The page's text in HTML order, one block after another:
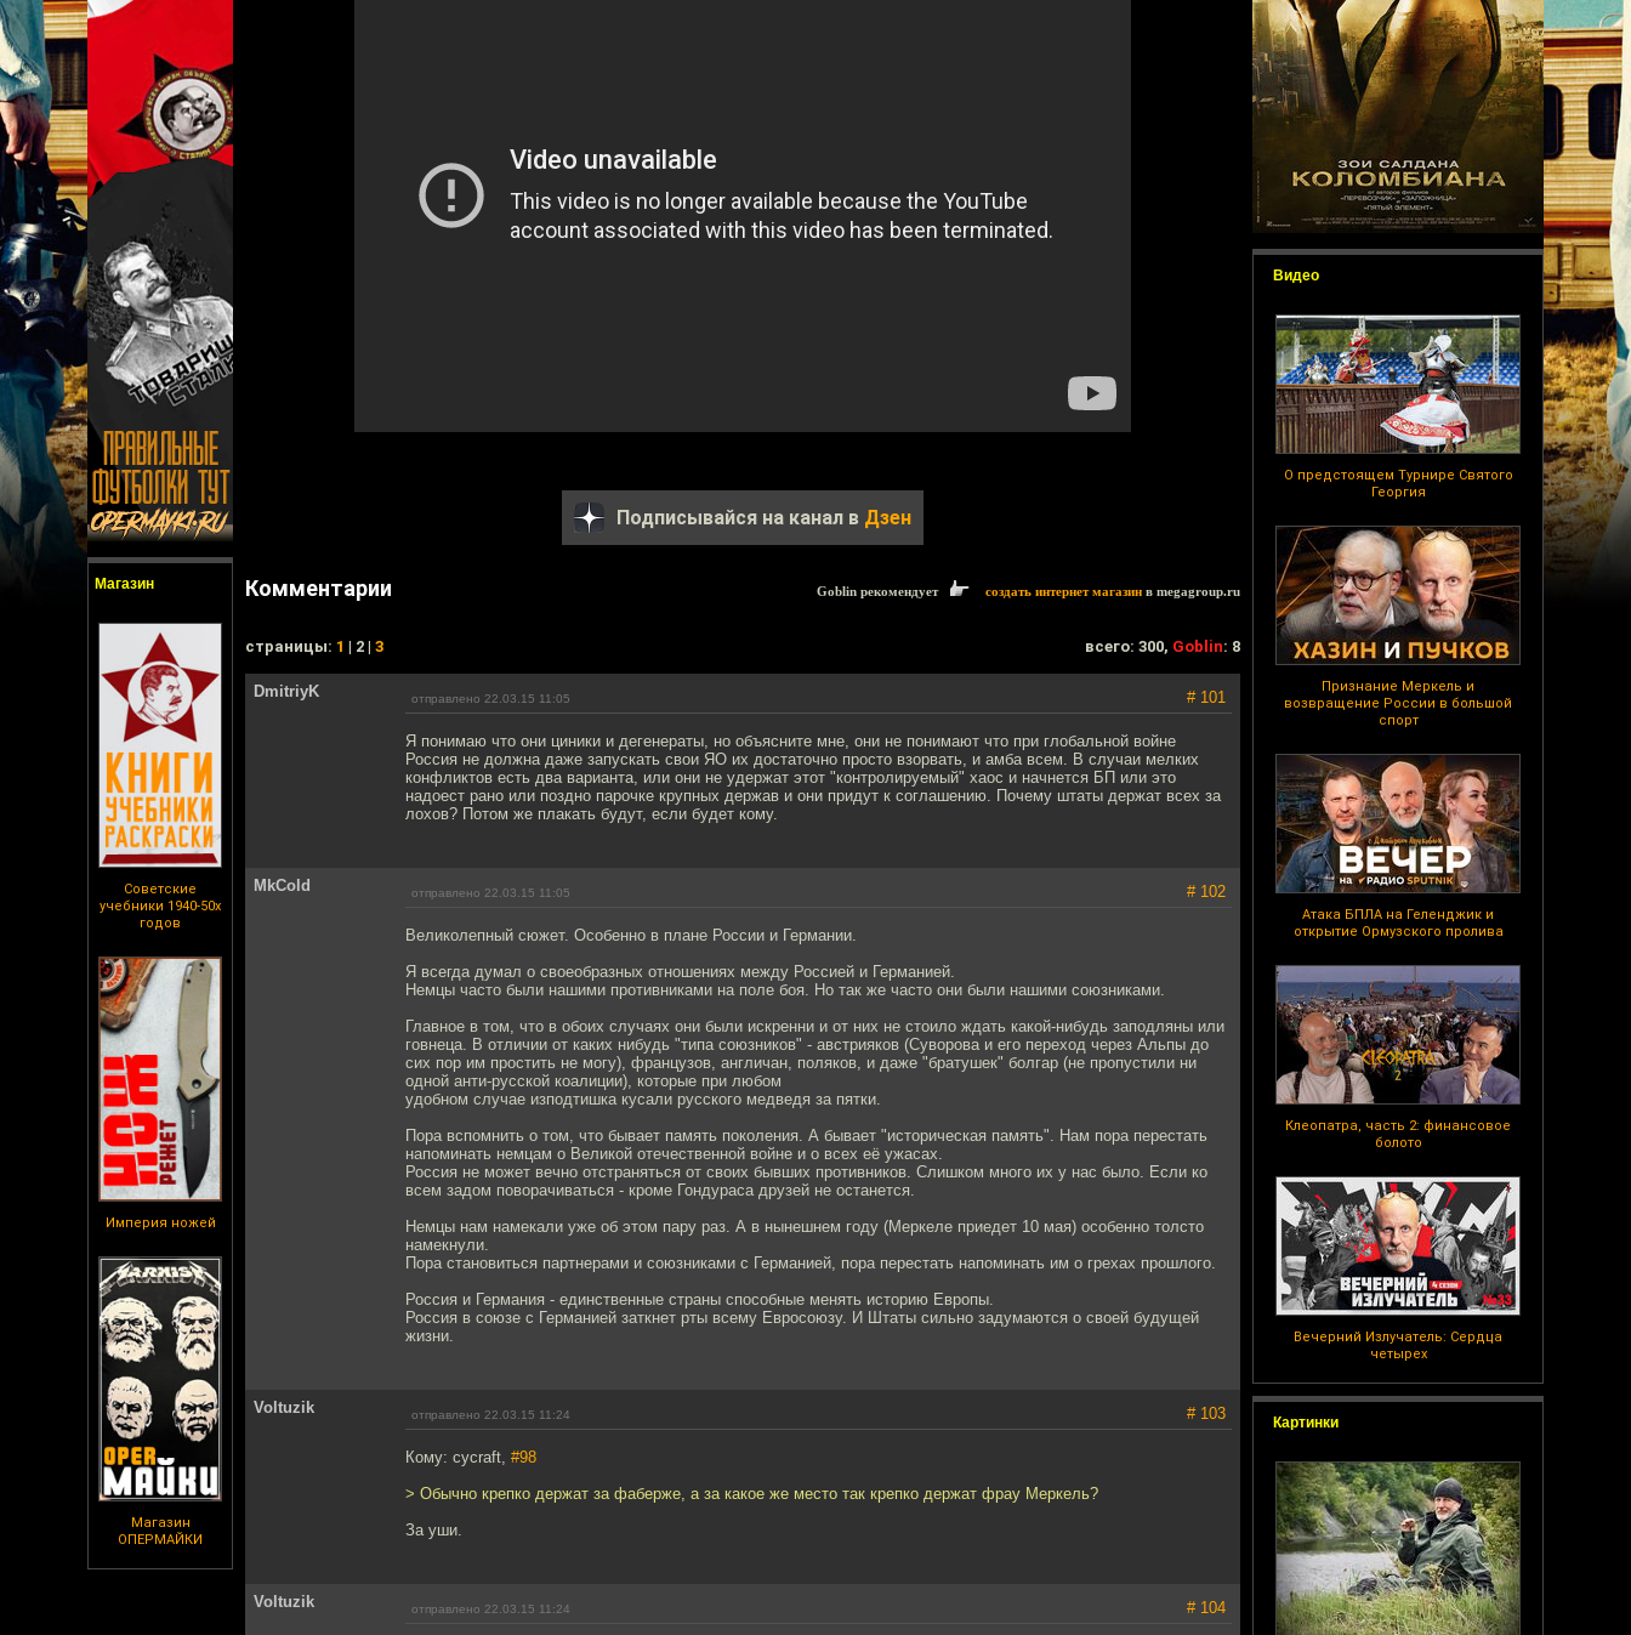
Магазин
Советские
учебники 1940-50х
годов
Империя ножей
Магазин
ОПЕРМАЙКИ
Видео
О предстоящем Турнире Святого
Георгия
Признание Меркель и
возвращение России в большой
спорт
Атака БПЛА на Геленджик и
открытие Ормузского пролива
Клеопатра, часть 2: финансовое
болото
Вечерний Излучатель: Сердца
четырех
Картинки
Подписывайся на канал в Дзен
Комментарии Goblin рекомендует создать интернет магазин в megagroup.ru
cтраницы: 1 | 2 | 3 всего: 300, Goblin: 8
DmitriyK отправлено 22.03.15 11:05 # 101
Я понимаю что они циники и дегенераты, но объясните мне, они не понимают что при глобальной войне
Россия не должна даже запускать свои ЯО их достаточно просто взорвать, и амба всем. В случаи мелких
конфликтов есть два варианта, или они не удержат этот "контролируемый" хаос и начнется БП или это
надоест рано или поздно парочке крупных держав и они придут к соглашению. Почему штаты держат всех за
лохов? Потом же плакать будут, если будет кому.
MkCold отправлено 22.03.15 11:05 # 102
Великолепный сюжет. Особенно в плане России и Германии.
Я всегда думал о своеобразных отношениях между Россией и Германией.
Немцы часто были нашими противниками на поле боя. Но так же часто они были нашими союзниками.
Главное в том, что в обоих случаях они были искренни и от них не стоило ждать какой-нибудь заподляны или
говнеца. В отличии от каких нибудь "типа союзников" - австрияков (Суворова и его переход через Альпы до
сих пор им простить не могу), французов, англичан, поляков, и даже "братушек" болгар (не пропустили ни
одной анти-русской коалиции), которые при любом
удобном случае изподтишка кусали русского медведя за пятки.
Пора вспомнить о том, что бывает память поколения. А бывает "историческая память". Нам пора перестать
напоминать немцам о Великой отечественной войне и о всех её ужасах.
Россия не может вечно отстраняться от своих бывших противников. Слишком много их у нас было. Если ко
всем задом поворачиваться - кроме Гондураса друзей не останется.
Немцы нам намекали уже об этом пару раз. А в нынешнем году (Меркеле приедет 10 мая) особенно толсто
намекнули.
Пора становиться партнерами и союзниками с Германией, пора перестать напоминать им о грехах прошлого.
Россия и Германия - единственные страны способные менять историю Европы.
Россия в союзе с Германией заткнет рты всему Евросоюзу. И Штаты сильно задумаются о своей будущей
жизни.
Voltuzik отправлено 22.03.15 11:24 # 103
Кому: cycraft, #98
> Обычно крепко держат за фаберже, а за какое же место так крепко держат фрау Меркель?
За уши.
Voltuzik отправлено 22.03.15 11:24 # 104